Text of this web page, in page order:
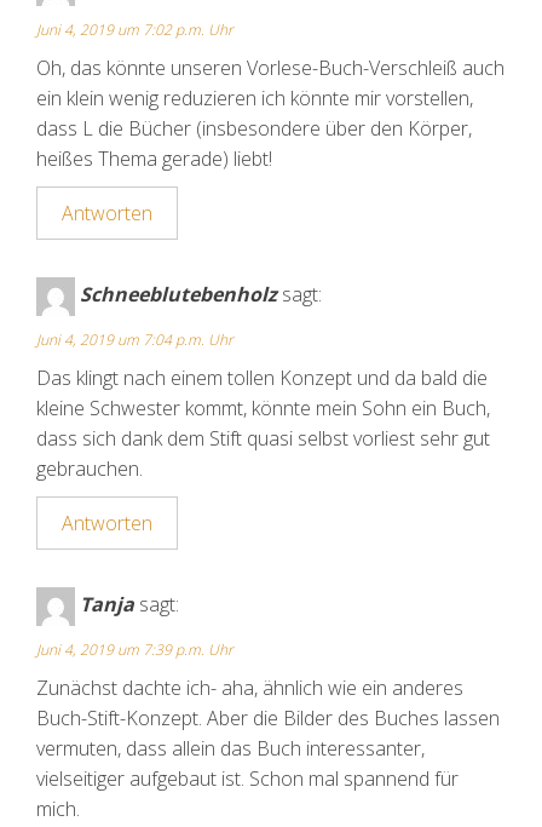
Juni 4, 2019 um 7:02 p.m. Uhr
Oh, das könnte unseren Vorlese-Buch-Verschleiß auch
ein klein wenig reduzieren ich könnte mir vorstellen,
dass L die Bücher (insbesondere über den Körper,
heißes Thema gerade) liebt!
Antworten
Schneeblutebenholz sagt:
Juni 4, 2019 um 7:04 p.m. Uhr
Das klingt nach einem tollen Konzept und da bald die
kleine Schwester kommt, könnte mein Sohn ein Buch,
dass sich dank dem Stift quasi selbst vorliest sehr gut
gebrauchen.
Antworten
Tanja sagt:
Juni 4, 2019 um 7:39 p.m. Uhr
Zunächst dachte ich- aha, ähnlich wie ein anderes
Buch-Stift-Konzept. Aber die Bilder des Buches lassen
vermuten, dass allein das Buch interessanter,
vielseitiger aufgebaut ist. Schon mal spannend für
mich.